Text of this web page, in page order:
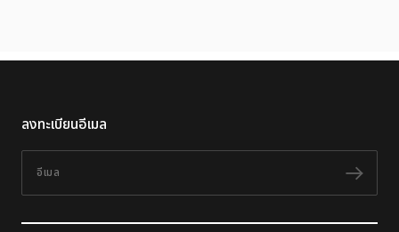
ลงทะเบียนอีเมล
ติดต